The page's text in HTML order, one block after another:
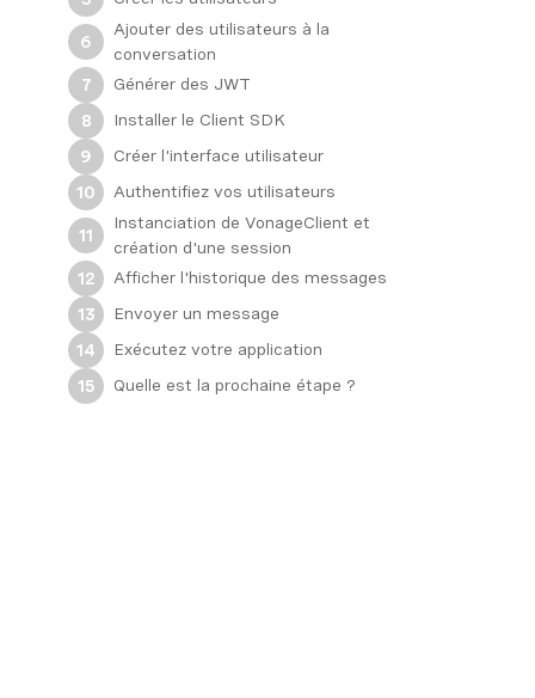
6
Ajouter des utilisateurs à la
conversation
7
Générer des JWT
8
Installer le Client SDK
9
Créer l'interface utilisateur
10
Authentifiez vos utilisateurs
11
Instanciation de VonageClient et
création d'une session
12
Afficher l'historique des messages
13
Envoyer un message
14
Exécutez votre application
15
Quelle est la prochaine étape ?